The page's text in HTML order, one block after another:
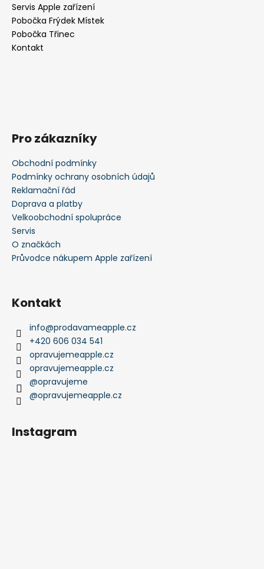
Servis Apple zařízení
Pobočka Frýdek Místek
Pobočka Třinec
Kontakt
Pro zákazníky
Obchodní podmínky
Podmínky ochrany osobních údajů
Reklamační řád
Doprava a platby
Velkoobchodní spolupráce
Servis
O značkách
Průvodce nákupem Apple zařízení
Kontakt
info@prodavameapple.cz
+420 606 034 541
opravujemeapple.cz
opravujemeapple.cz
@opravujeme
@opravujemeapple.cz
Instagram